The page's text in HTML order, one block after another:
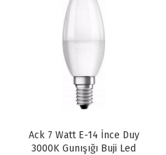
Ack 7 Watt E-14 İnce Duy
3000K Gunışığı Buji Led